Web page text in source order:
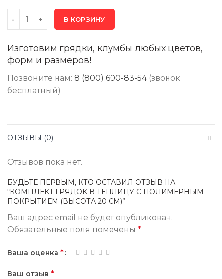
В КОРЗИНУ
Изготовим грядки, клумбы любых цветов,
форм и размеров!
Позвоните нам: 8 (800) 600-83-54(звонок
бесплатный)
ОТЗЫВЫ (0)
Отзывов пока нет.
БУДЬТЕ ПЕРВЫМ, КТО ОСТАВИЛ ОТЗЫВ НА
“КОМПЛЕКТ ГРЯДОК В ТЕПЛИЦУ С ПОЛИМЕРНЫМ
ПОКРЫТИЕМ (ВЫСОТА 20 СМ)”
Ваш адрес email не будет опубликован.
Обязательные поля помечены *
Ваша оценка *
Ваш отзыв *